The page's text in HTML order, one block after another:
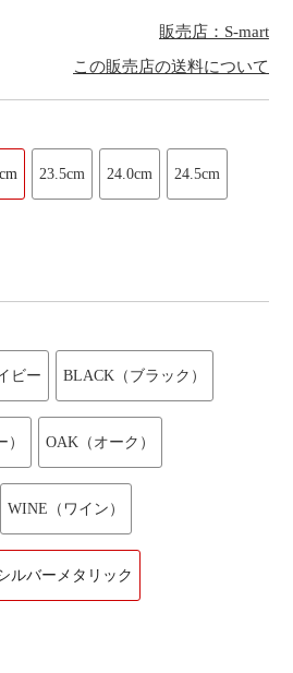
販売店：S-mart
この販売店の送料について
23.5cm 24.0cm 24.5cm
ビー BLACK（ブラック）
OAK（オーク）
WINE（ワイン）
ルバーメタリック